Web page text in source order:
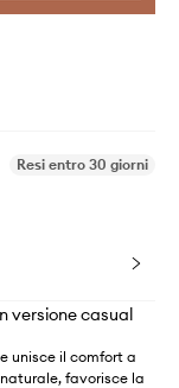
Resi entro 30 giorni
versione casual
unisce il comfort a
favorisce la